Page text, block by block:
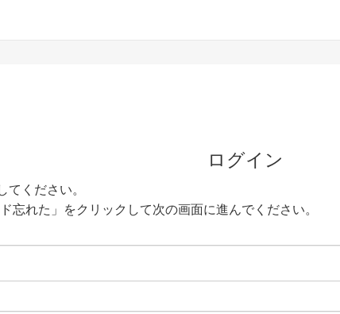
ログイン
てください。
忘れた」をクリックして次の画面に進んでください。